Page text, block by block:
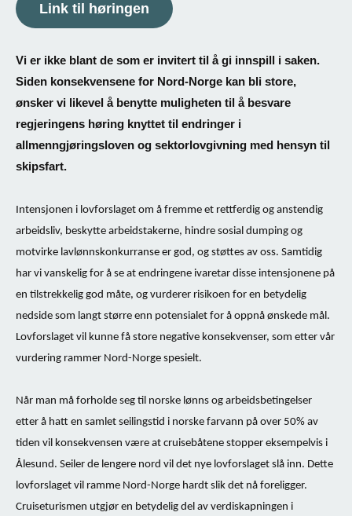
Link til høringen
Vi er ikke blant de som er invitert til å gi innspill i saken.
Siden konsekvensene for Nord-Norge kan bli store,
ønsker vi likevel å benytte muligheten til å besvare
regjeringens høring knyttet til endringer i
allmenngjøringsloven og sektorlovgivning med hensyn til
skipsfart.
Intensjonen i lovforslaget om å fremme et rettferdig og anstendig
arbeidsliv, beskytte arbeidstakerne, hindre sosial dumping og
motvirke lavlønnskonkurranse er god, og støttes av oss. Samtidig
har vi vanskelig for å se at endringene ivaretar disse intensjonene på
en tilstrekkelig god måte, og vurderer risikoen for en betydelig
nedside som langt større enn potensialet for å oppnå ønskede mål.
Lovforslaget vil kunne få store negative konsekvenser, som etter vår
vurdering rammer Nord-Norge spesielt.
Når man må forholde seg til norske lønns og arbeidsbetingelser
etter å hatt en samlet seilingstid i norske farvann på over 50% av
tiden vil konsekvensen være at cruisebåtene stopper eksempelvis i
Ålesund. Seiler de lengere nord vil det nye lovforslaget slå inn. Dette
lovforslaget vil ramme Nord-Norge hardt slik det nå foreligger.
Cruiseturismen utgjør en betydelig del av verdiskapningen i